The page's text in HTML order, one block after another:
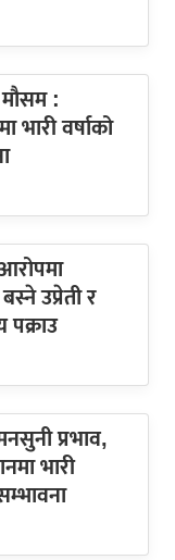
:
भारी वर्षाको
उप्रेती र
पक्राउ
प्रभाव,
भारी